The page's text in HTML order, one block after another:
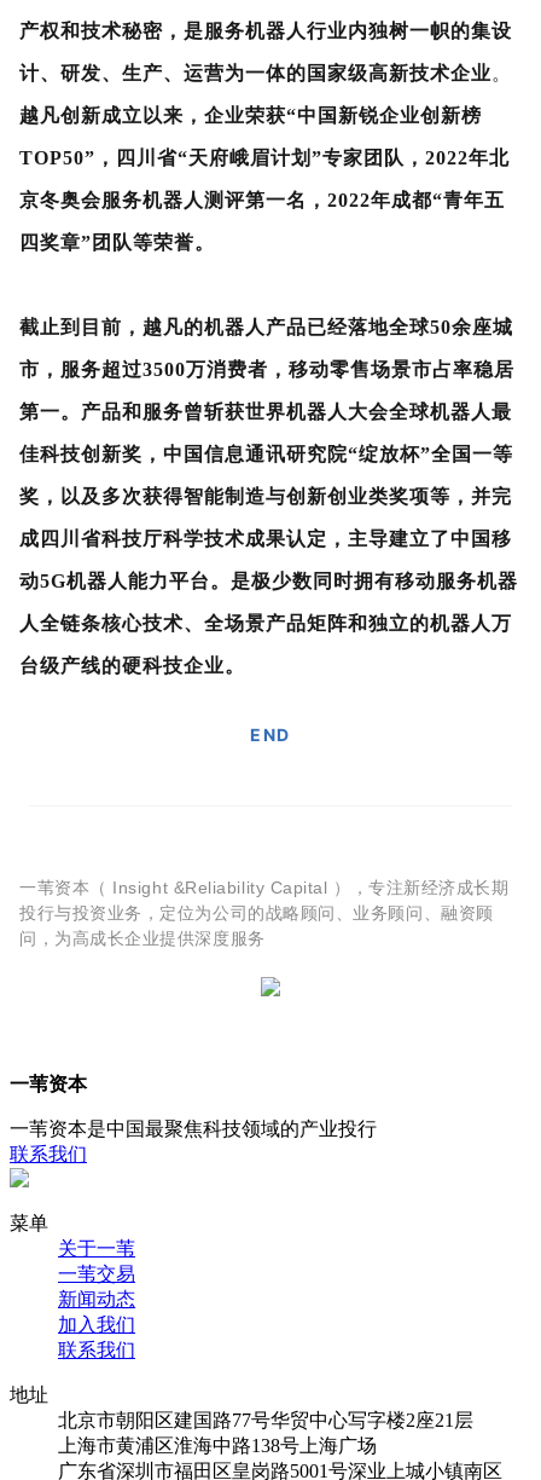
产权和技术秘密，是服务机器人行业内独树一帜的集设
计、研发、生产、运营为一体的国家级高新技术企业。
越凡创新成立以来，企业荣获“中国新锐企业创新榜
TOP50”，四川省“天府峨眉计划”专家团队，2022年北
京冬奥会服务机器人测评第一名，2022年成都“青年五
四奖章”团队等荣誉。
截止到目前，越凡的机器人产品已经落地全球50余座城
市，服务超过3500万消费者，移动零售场景市占率稳居
第一。产品和服务曾斩获世界机器人大会全球机器人最
佳科技创新奖，中国信息通讯研究院“绽放杯”全国一等
奖，以及多次获得智能制造与创新创业类奖项等，并完
成四川省科技厅科学技术成果认定，主导建立了中国移
动5G机器人能力平台。是极少数同时拥有移动服务机器
人全链条核心技术、全场景产品矩阵和独立的机器人万
台级产线的硬科技企业。
END
一苇资本（ Insight &Reliability Capital ），专注新经济成长期
投行与投资业务，定位为公司的战略顾问、业务顾问、融资顾
问，为高成长企业提供深度服务
一苇资本
一苇资本是中国最聚焦科技领域的产业投行
联系我们
菜单
关于一苇
一苇交易
新闻动态
加入我们
联系我们
地址
北京市朝阳区建国路77号华贸中心写字楼2座21层
上海市黄浦区淮海中路138号上海广场
广东省深圳市福田区皇岗路5001号深业上城小镇南区